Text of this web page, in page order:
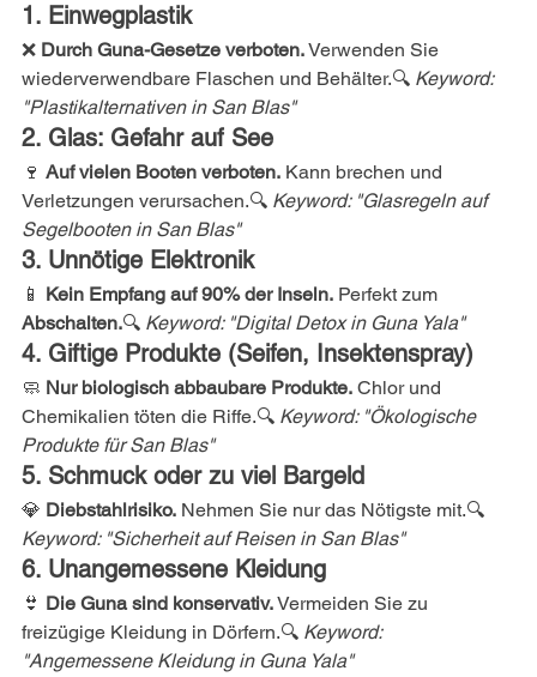
1. Einwegplastik
❌ Durch Guna-Gesetze verboten. Verwenden Sie
wiederverwendbare Flaschen und Behälter.🔍 Keyword:
"Plastikalternativen in San Blas"
2. Glas: Gefahr auf See
🍷 Auf vielen Booten verboten. Kann brechen und
Verletzungen verursachen.🔍 Keyword: "Glasregeln auf
Segelbooten in San Blas"
3. Unnötige Elektronik
📱 Kein Empfang auf 90% der Inseln. Perfekt zum
Abschalten.🔍 Keyword: "Digital Detox in Guna Yala"
4. Giftige Produkte (Seifen, Insektenspray)
🧼 Nur biologisch abbaubare Produkte. Chlor und
Chemikalien töten die Riffe.🔍 Keyword: "Ökologische
Produkte für San Blas"
5. Schmuck oder zu viel Bargeld
💎 Diebstahlrisiko. Nehmen Sie nur das Nötigste mit.🔍
Keyword: "Sicherheit auf Reisen in San Blas"
6. Unangemessene Kleidung
👙 Die Guna sind konservativ. Vermeiden Sie zu
freizügige Kleidung in Dörfern.🔍 Keyword:
"Angemessene Kleidung in Guna Yala"